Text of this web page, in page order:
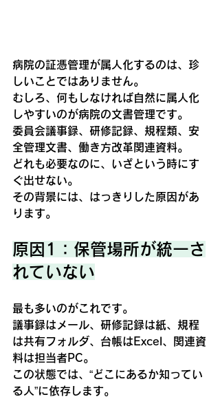
病院の証憑管理が属人化するのは、珍
しいことではありません。
むしろ、何もしなければ自然に属人化
しやすいのが病院の文書管理です。
委員会議事録、研修記録、規程類、安
全管理文書、働き方改革関連資料。
どれも必要なのに、いざという時にす
ぐ出せない。
その背景には、はっきりした原因があ
ります。
原因1：保管場所が統一さ
れていない
最も多いのがこれです。
議事録はメール、研修記録は紙、規程
は共有フォルダ、台帳はExcel、関連資
料は担当者PC。
この状態では、“どこにあるか知ってい
る人”に依存します。